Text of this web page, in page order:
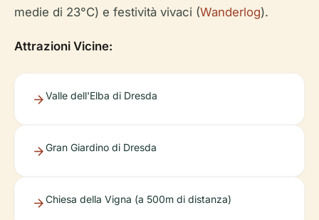
medie di 23°C) e festività vivaci (Wanderlog).
Attrazioni Vicine:
Valle dell'Elba di Dresda
Gran Giardino di Dresda
Chiesa della Vigna (a 500m di distanza)